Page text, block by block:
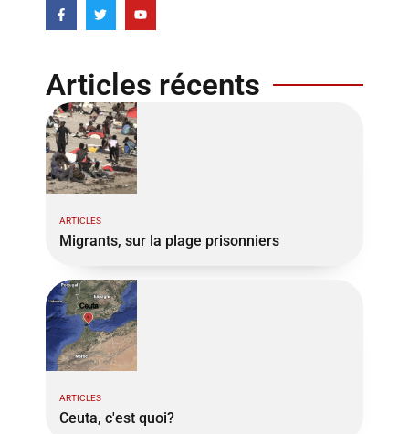
Articles récents
ARTICLES
Migrants, sur la plage prisonniers
ARTICLES
Ceuta, c'est quoi?